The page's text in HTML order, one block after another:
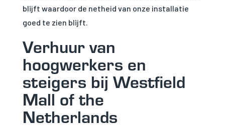
blijft waardoor de netheid van onze installatie
goed te zien blijft.
Verhuur van
hoogwerkers en
steigers bij Westfield
Mall of the
Netherlands